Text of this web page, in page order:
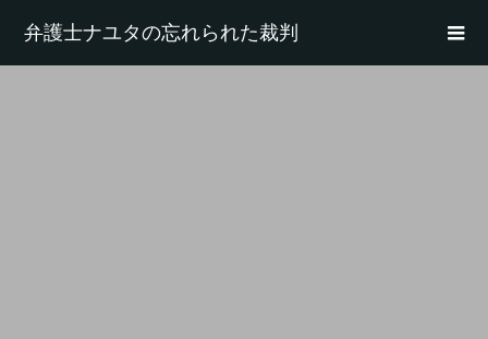
弁護士ナユタの忘れられた裁判